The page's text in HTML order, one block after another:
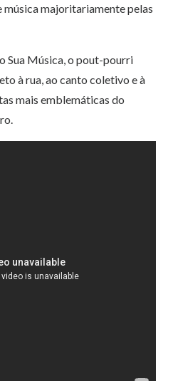
música majoritariamente pelas
Sua Música, o pout-pourri
à rua, ao canto coletivo e à
mais emblemáticas do